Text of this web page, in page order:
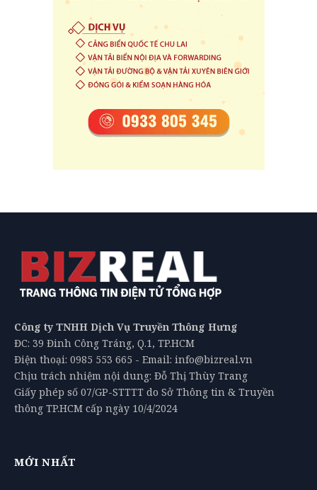
Công ty TNHH Dịch Vụ Truyền Thông Hưng
ĐC: 39 Đinh Công Tráng, Q.1, TP.HCM
Điện thoại: 0985 553 665 - Email: info@bizreal.vn
Chịu trách nhiệm nội dung: Đỗ Thị Thùy Trang
Giấy phép số 07/GP-STTTT do Sở Thông tin & Truyền
thông TP.HCM cấp ngày 10/4/2024
MỚI NHẤT